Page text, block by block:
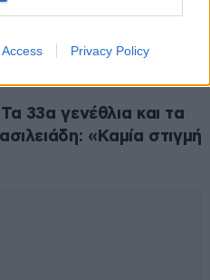
Privacy Policy
33α γενέθλια και τα
«Καμία στιγμή